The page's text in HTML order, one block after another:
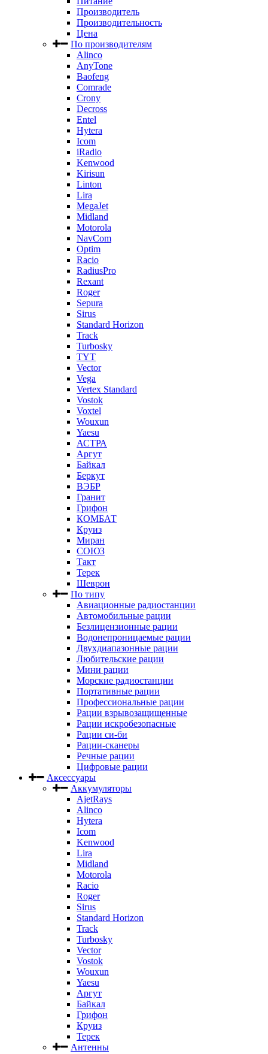
Производитель
Производительность
Цена
По производителям
Alinco
AnyTone
Baofeng
Comrade
Crony
Decross
Entel
Hytera
Icom
iRadio
Kenwood
Kirisun
Linton
Lira
MegaJet
Midland
Motorola
NavCom
Optim
Racio
RadiusPro
Rexant
Roger
Sepura
Sirus
Standard Horizon
Track
Turbosky
TYT
Vector
Vega
Vertex Standard
Vostok
Voxtel
Wouxun
Yaesu
АСТРА
Аргут
Байкал
Беркут
ВЭБР
Гранит
Грифон
КОМБАТ
Круиз
Миран
СОЮЗ
Такт
Терек
Шеврон
По типу
Авиационные радиостанции
Автомобильные рации
Безлицензионные рации
Водонепроницаемые рации
Двухдиапазонные рации
Любительские рации
Мини рации
Морские радиостанции
Портативные рации
Профессиональные рации
Рации взрывозащищенные
Рации искробезопасные
Рации си-би
Рации-сканеры
Речные рации
Цифровые рации
Аксессуары
Аккумуляторы
AjetRays
Alinco
Hytera
Icom
Kenwood
Lira
Midland
Motorola
Racio
Roger
Sirus
Standard Horizon
Track
Turbosky
Vector
Vostok
Wouxun
Yaesu
Аргут
Байкал
Грифон
Круиз
Терек
Антенны